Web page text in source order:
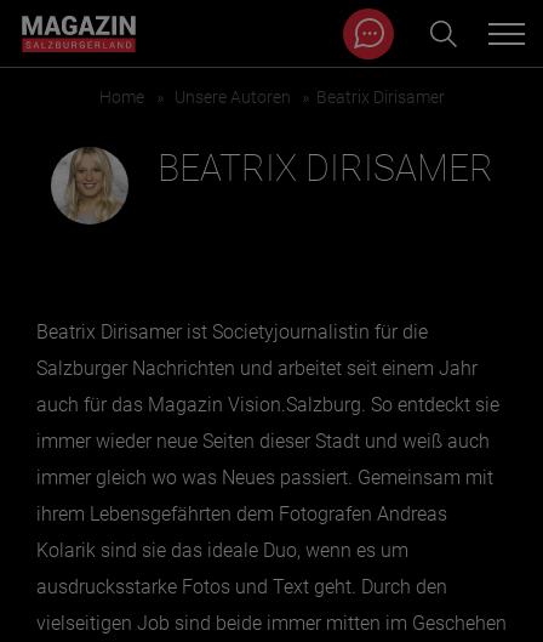
Essen & Trinken
Magazin durchsuchen...
Home » Unsere Autoren » Beatrix Dirisamer
BEATRIX DIRISAMER
Beatrix Dirisamer ist Societyjournalistin für die
Salzburger Nachrichten und arbeitet seit einem Jahr
auch für das Magazin Vision.Salzburg. So entdeckt sie
immer wieder neue Seiten dieser Stadt und weiß auch
immer gleich wo was Neues passiert. Gemeinsam mit
ihrem Lebensgefährten dem Fotografen Andreas
Kolarik sind sie das ideale Duo, wenn es um
ausdrucksstarke Fotos und Text geht. Durch den
vielseitigen Job sind beide immer mitten im Geschehen